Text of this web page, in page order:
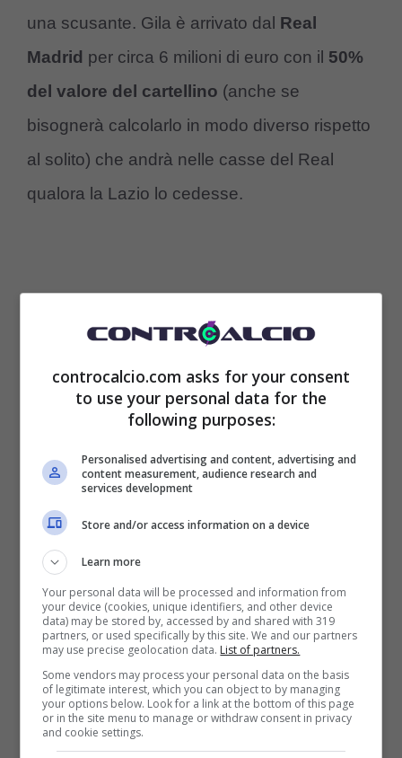
una scusante. Gila è arrivato dal Real
Madrid per circa 6 milioni di euro con il 50%
del valore del cartellino (anche se
bisognerà calcolarlo in modo diverso rispetto
al solito) che andrà nelle casse del Real
qualora la Lazio lo cedesse.
Proposto il rinnovo ma Gila
ha detto no
Per la Lazio, in teoria, c’è anche un altro
problema ovvero che una volta rinnovato il
contratto, la società non potrà più disporre
del decreto crescita perché Gila avrebbe un
contratto nuovo. C’è da dire che la Lazio
avrebbe già proposto l’anno scorso il rinnovo
controcalcio.com asks for your consent
to use your personal data for the
following purposes:
Personalised advertising and content, advertising and
content measurement, audience research and
services development
Store and/or access information on a device
Learn more
Your personal data will be processed and information from
your device (cookies, unique identifiers, and other device
data) may be stored by, accessed by and shared with 319
partners, or used specifically by this site. We and our partners
may use precise geolocation data. List of partners.
Some vendors may process your personal data on the basis
of legitimate interest, which you can object to by managing
your options below. Look for a link at the bottom of this page
or in the site menu to manage or withdraw consent in privacy
and cookie settings.